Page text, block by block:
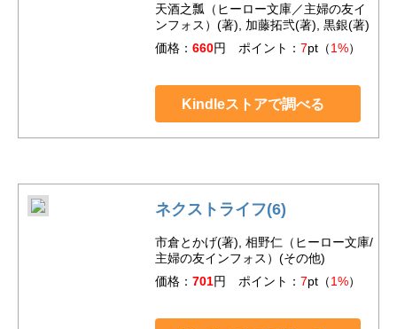
天酒之瓢（ヒーロー文庫／主婦の友イ
ンフォス）(著), 加藤拓弐(著), 黒銀(著)
価格： 660円 ポイント： 7pt（1%）
Kindleストアで調べる
ネクストライフ(6)
市倉とかげ(著), 相野仁（ヒーロー文庫/
主婦の友インフォス）(その他)
価格： 701円 ポイント： 7pt（1%）